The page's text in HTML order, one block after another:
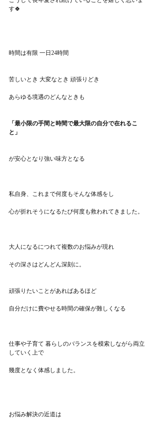
す🍀
時間は有限 一日24時間
苦しいとき 大変なとき 頑張りどき
あらゆる境遇のどんなときも
「最小限の手間と時間で最大限の自分で在れるこ
と」
が安心となり強い味方となる
私自身、これまで何度もそんな体感をし
心が折れそうになるたび何度も救われてきました。
大人になるにつれて複数のお悩みが現れ
その深さはどんどん深刻に。
頑張りたいことがあればあるほど
自分だけに費やせる時間の確保が難しくなる
仕事や子育て 暮らしのバランスを模索しながら両立
していく上で
幾度となく体感しました。
お悩み解決の近道は